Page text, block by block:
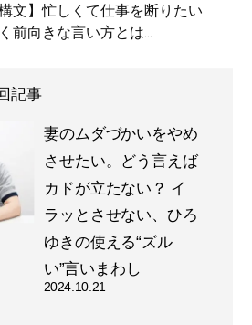
ね』
贈に充てられます。
文】忙しくて仕事を断りたい
前向きな言い方とは...
記事
妻のムダづかいをやめ
させたい。どう言えば
カドが立たない？ イ
ラッとさせない、ひろ
ゆきの使える“ズル
い”言いまわし
2024.10.21